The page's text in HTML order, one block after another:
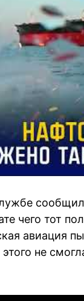
чего тот
авиация
не